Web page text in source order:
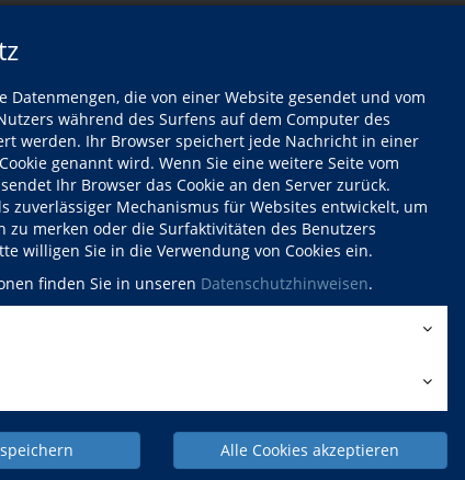
Datenmengen, die von einer Website gesendet und vom
während des Surfens auf dem Computer des
werden. Ihr Browser speichert jede Nachricht in einer
genannt wird. Wenn Sie eine weitere Seite vom
Ihr Browser das Cookie an den Server zurück.
zuverlässiger Mechanismus für Websites entwickelt, um
zu merken oder die Surfaktivitäten des Benutzers
willigen Sie in die Verwendung von Cookies ein.
finden Sie in unseren Datenschutzhinweisen.
Alle Cookies akzeptieren
Schlossgarten So.,
aus Keramik Di.,
Fr.,
Fr.,
Sa.,